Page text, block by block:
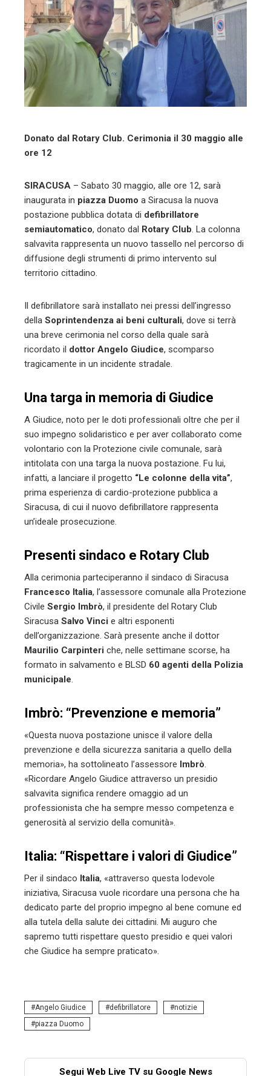
Donato dal Rotary Club. Cerimonia il 30 maggio alle
ore 12
SIRACUSA – Sabato 30 maggio, alle ore 12, sarà
inaugurata in piazza Duomo a Siracusa la nuova
postazione pubblica dotata di defibrillatore
semiautomatico, donato dal Rotary Club. La colonna
salvavita rappresenta un nuovo tassello nel percorso di
diffusione degli strumenti di primo intervento sul
territorio cittadino.
Il defibrillatore sarà installato nei pressi dell’ingresso
della Soprintendenza ai beni culturali, dove si terrà
una breve cerimonia nel corso della quale sarà
ricordato il dottor Angelo Giudice, scomparso
tragicamente in un incidente stradale.
Una targa in memoria di Giudice
A Giudice, noto per le doti professionali oltre che per il
suo impegno solidaristico e per aver collaborato come
volontario con la Protezione civile comunale, sarà
intitolata con una targa la nuova postazione. Fu lui,
infatti, a lanciare il progetto “Le colonne della vita”,
prima esperienza di cardio-protezione pubblica a
Siracusa, di cui il nuovo defibrillatore rappresenta
un’ideale prosecuzione.
Presenti sindaco e Rotary Club
Alla cerimonia parteciperanno il sindaco di Siracusa
Francesco Italia, l’assessore comunale alla Protezione
Civile Sergio Imbrò, il presidente del Rotary Club
Siracusa Salvo Vinci e altri esponenti
dell’organizzazione. Sarà presente anche il dottor
Maurilio Carpinteri che, nelle settimane scorse, ha
formato in salvamento e BLSD 60 agenti della Polizia
municipale.
Imbrò: “Prevenzione e memoria”
«Questa nuova postazione unisce il valore della
prevenzione e della sicurezza sanitaria a quello della
memoria», ha sottolineato l’assessore Imbrò.
«Ricordare Angelo Giudice attraverso un presidio
salvavita significa rendere omaggio ad un
professionista che ha sempre messo competenza e
generosità al servizio della comunità».
Italia: “Rispettare i valori di Giudice”
Per il sindaco Italia, «attraverso questa lodevole
iniziativa, Siracusa vuole ricordare una persona che ha
dedicato parte del proprio impegno al bene comune ed
alla tutela della salute dei cittadini. Mi auguro che
sapremo tutti rispettare questo presidio e quei valori
che Giudice ha sempre praticato».
Angelo Giudice defibrillatore
notizie
piazza Duomo
Segui Web Live TV su Google News